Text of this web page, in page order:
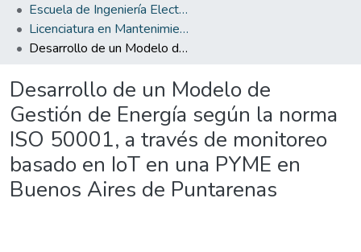
Escuela de Ingeniería Electromecánica
Licenciatura en Mantenimiento Industrial
Desarrollo de un Modelo de Gestión de Energía según la norma ISO 50001, a través de monitoreo basado en IoT en una PYME en Buenos Aires de Puntarenas
Desarrollo de un Modelo de
Gestión de Energía según la norma
ISO 50001, a través de monitoreo
basado en IoT en una PYME en
Buenos Aires de Puntarenas